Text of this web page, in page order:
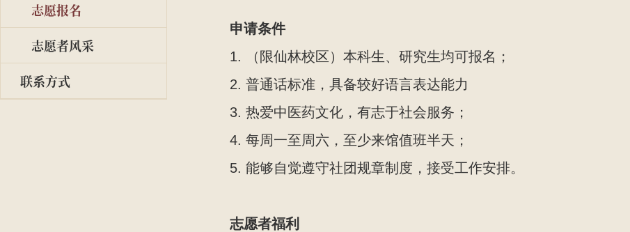
志愿报名
志愿者风采
联系方式
申请条件
1. （限仙林校区）本科生、研究生均可报名；
2. 普通话标准，具备较好语言表达能力
3. 热爱中医药文化，有志于社会服务；
4. 每周一至周六，至少来馆值班半天；
5. 能够自觉遵守社团规章制度，接受工作安排。
志愿者福利